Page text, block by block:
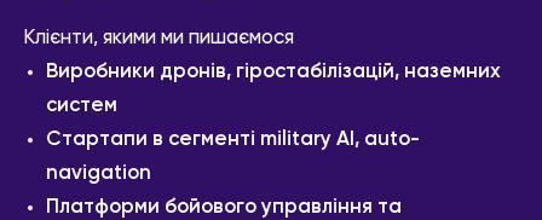
Клієнти, якими ми пишаємося
Виробники дронів, гіростабілізацій, наземних
систем
Стартапи в сегменті military AI, auto-
navigation
Платформи бойового управління та